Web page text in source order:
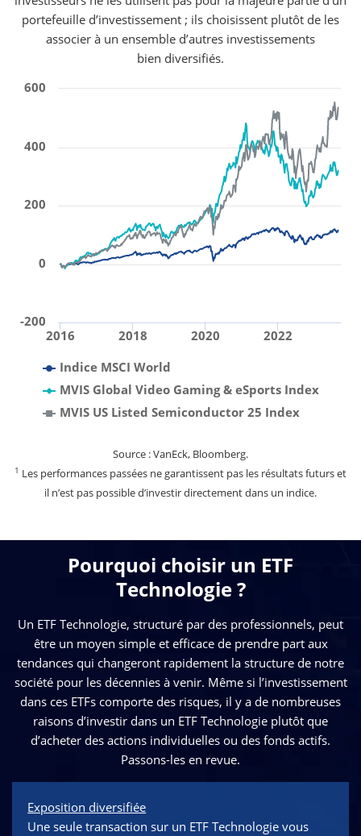
portefeuille d’investissement ; ils choisissent plutôt de les
associer à un ensemble d’autres investissements
bien diversifiés.
Indice MSCI World
MVIS Global Video Gaming & eSports Index
MVIS US Listed Semiconductor 25 Index
2016 2018 2020 2022
0
200
400
600
-200
Source : VanEck, Bloomberg.
1 Les performances passées ne garantissent pas les résultats futurs et
il n’est pas possible d’investir directement dans un indice.
Pourquoi choisir un ETF
Technologie ?
Un ETF Technologie, structuré par des professionnels, peut
être un moyen simple et efficace de prendre part aux
tendances qui changeront rapidement la structure de notre
société pour les décennies à venir. Même si l’investissement
dans ces ETFs comporte des risques, il y a de nombreuses
raisons d’investir dans un ETF Technologie plutôt que
d’acheter des actions individuelles ou des fonds actifs.
Passons-les en revue.
Exposition diversifiée
Une seule transaction sur un ETF Technologie vous